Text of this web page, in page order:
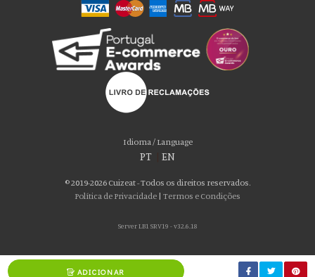
 ADICIONAR
Idioma / Language
PT EN
© 2019-2026 Cuizeat - Todos os direitos reservados.
Política de Privacidade | Termos e Condições
Server LB1 SRV19 - v32.6.18
Por favor aceite as nossas deliciosas
Usamos cookies para personalizar conteúdo e anúncios, fornecer recursos
de mídia social e analisar nosso tráfego. Também compartilhamos
social, publicidade e análise, que podem combiná-lo com outras informações
que você forneceu a eles ou que coletaram do uso de seus serviços. Você